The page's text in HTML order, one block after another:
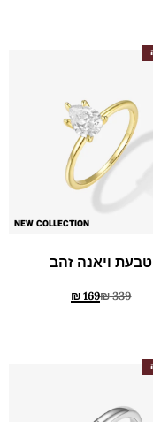
NEW COLLECTION
טבעת ויאנה זהב
₪339
₪169